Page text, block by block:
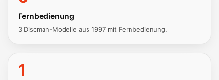
Fernbedienung
3 Discman-Modelle aus 1997 mit Fernbedienung.
1